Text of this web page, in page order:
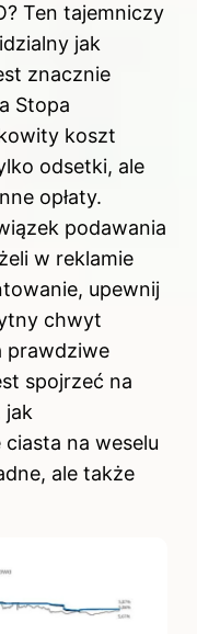
Ten tajemniczy
jak
znacznie
Stopa
koszt
odsetki, ale
opłaty.
podawania
w reklamie
upewnij
chwyt
prawdziwe
spojrzeć na
jak
na weselu
ale także